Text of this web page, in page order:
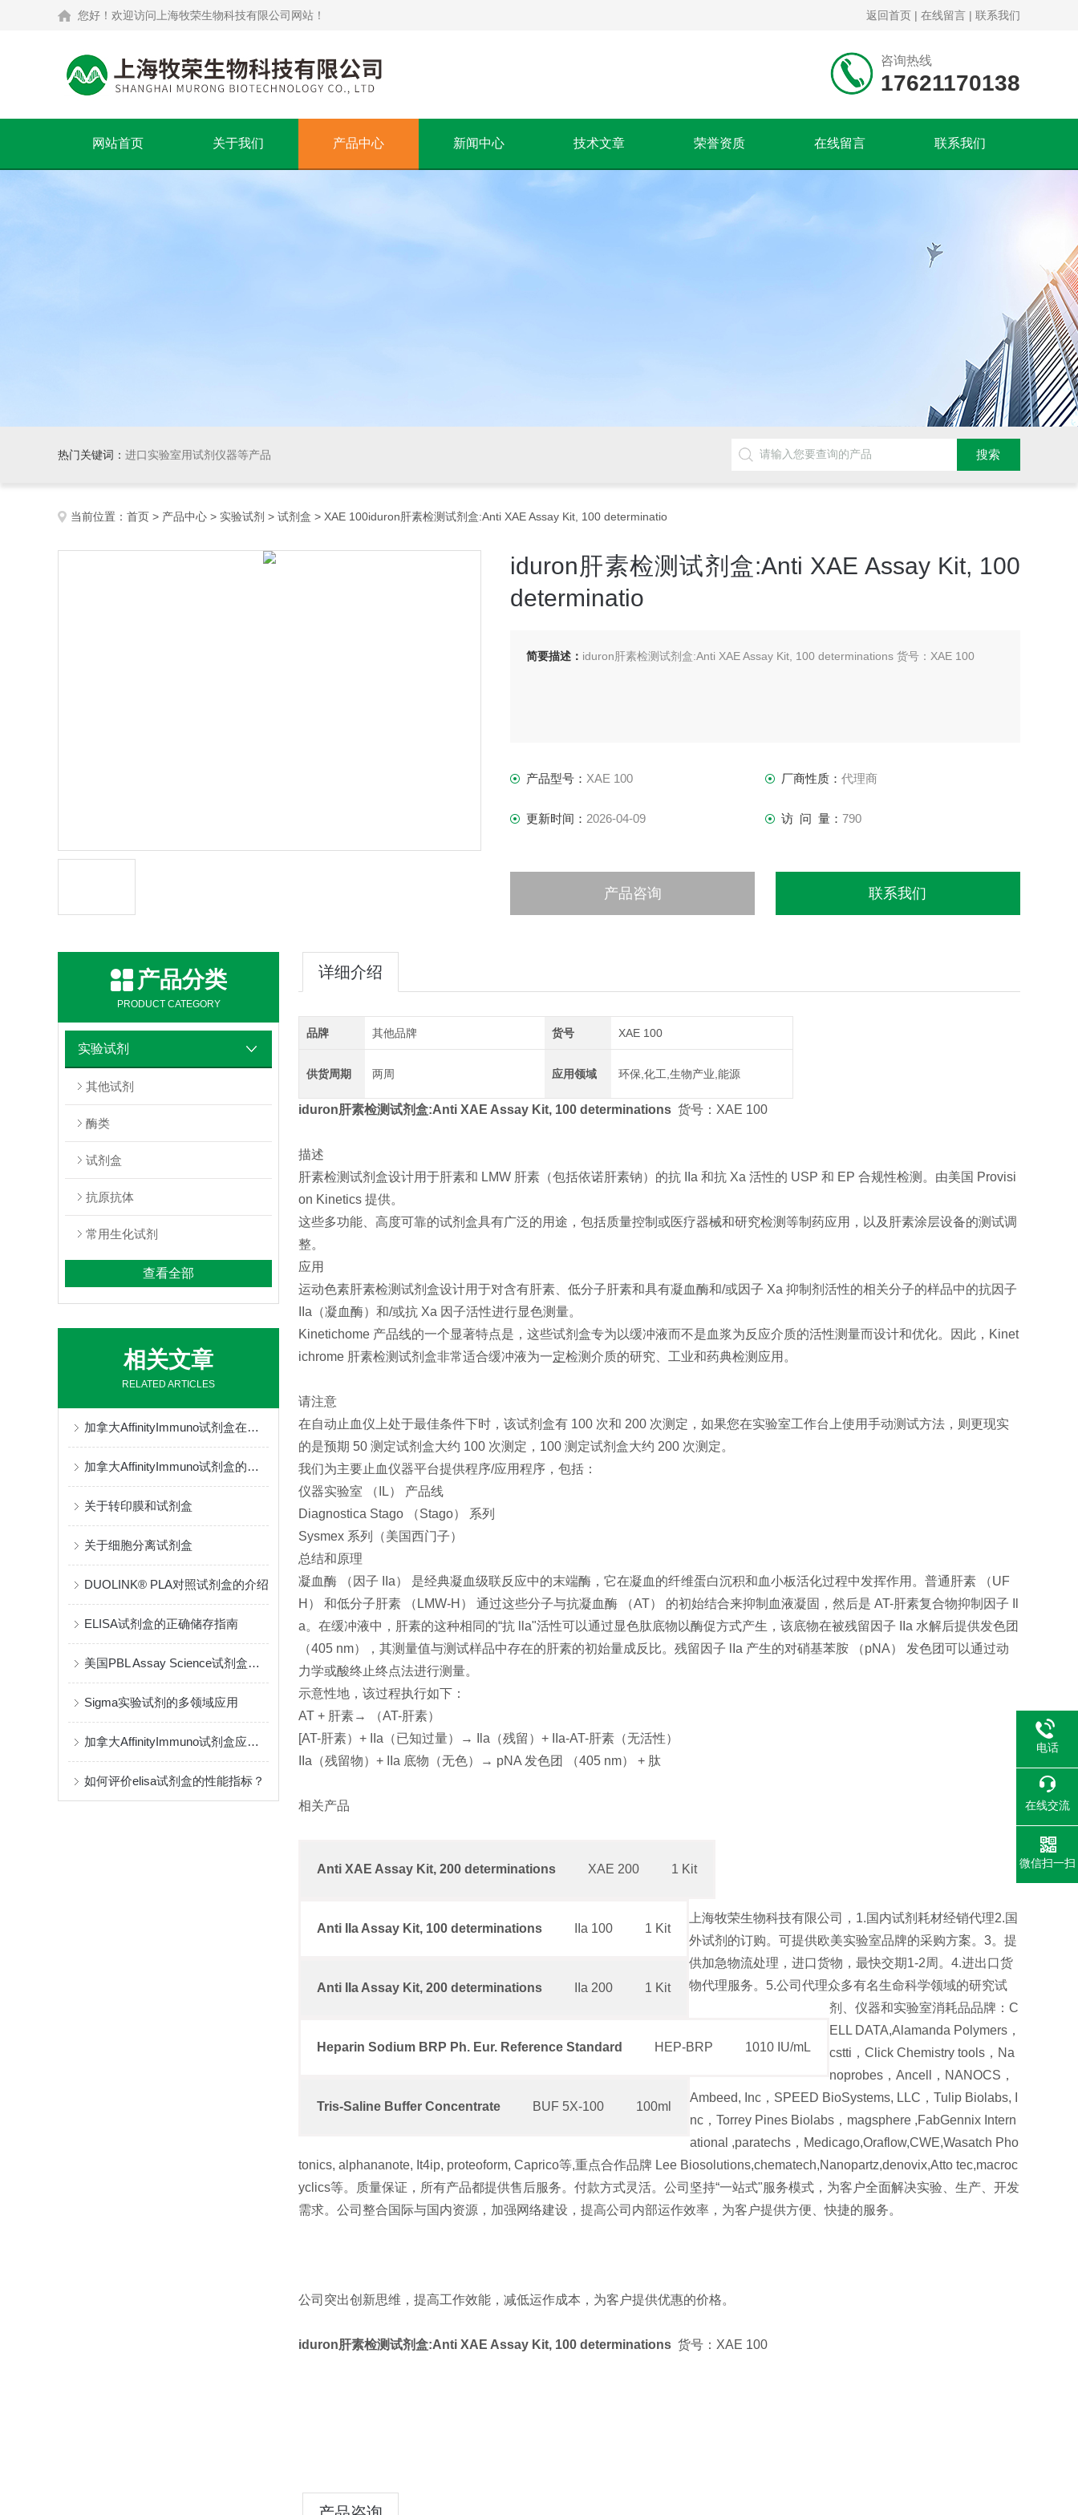
您好！欢迎访问上海牧荣生物科技有限公司网站！ 返回首页 | 在线留言 | 联系我们
咨询热线
17621170138
网站首页 关于我们 产品中心 新闻中心 技术文章 荣誉资质 在线留言 联系我们
热门关键词： 进口实验室用试剂仪器等产品
当前位置： 首页 > 产品中心 > 实验试剂 > 试剂盒 > XAE 100iduron肝素检测试剂盒:Anti XAE Assay Kit, 100 determinatio
iduron肝素检测试剂盒:Anti XAE Assay Kit, 100
determinatio
简要描述： iduron肝素检测试剂盒:Anti XAE Assay Kit, 100 determinations 货号：XAE 100
产品型号： XAE 100 厂商性质： 代理商
更新时间： 2026-04-09 访 问 量： 790
产品咨询 联系我们
产品分类
PRODUCT CATEGORY
实验试剂
其他试剂
酶类
试剂盒
抗原抗体
常用生化试剂
查看全部
相关文章
RELATED ARTICLES
加拿大AffinityImmuno试剂盒在药物基因组学中扮演着重要角色
加拿大AffinityImmuno试剂盒的类型繁多
关于转印膜和试剂盒
关于细胞分离试剂盒
DUOLINK® PLA对照试剂盒的介绍
ELISA试剂盒的正确储存指南
美国PBL Assay Science试剂盒的原理与检测方法
Sigma实验试剂的多领域应用
加拿大AffinityImmuno试剂盒应存储在通风良好的地方
如何评价elisa试剂盒的性能指标？
详细介绍
品牌 其他品牌 货号 XAE 100
供货周期 两周 应用领域 环保,化工,生物产业,能源
iduron肝素检测试剂盒:Anti XAE Assay Kit, 100 determinations 货号：XAE 100
描述
肝素检测试剂盒设计用于肝素和 LMW 肝素（包括依诺肝素钠）的抗 IIa 和抗 Xa 活性的 USP 和 EP 合规性检测。由美国 Provisi
on Kinetics 提供。
这些多功能、高度可靠的试剂盒具有广泛的用途，包括质量控制或医疗器械和研究检测等制药应用，以及肝素涂层设备的测试调
整。
应用
运动色素肝素检测试剂盒设计用于对含有肝素、低分子肝素和具有凝血酶和/或因子 Xa 抑制剂活性的相关分子的样品中的抗因子
IIa（凝血酶）和/或抗 Xa 因子活性进行显色测量。
Kinetichome 产品线的一个显著特点是，这些试剂盒专为以缓冲液而不是血浆为反应介质的活性测量而设计和优化。因此，Kinet
ichrome 肝素检测试剂盒非常适合缓冲液为一定检测介质的研究、工业和药典检测应用。
请注意
在自动止血仪上处于最佳条件下时，该试剂盒有 100 次和 200 次测定，如果您在实验室工作台上使用手动测试方法，则更现实
的是预期 50 测定试剂盒大约 100 次测定，100 测定试剂盒大约 200 次测定。
我们为主要止血仪器平台提供程序/应用程序，包括：
仪器实验室 （IL） 产品线
Diagnostica Stago （Stago） 系列
Sysmex 系列（美国西门子）
总结和原理
凝血酶 （因子 IIa） 是经典凝血级联反应中的末端酶，它在凝血的纤维蛋白沉积和血小板活化过程中发挥作用。普通肝素 （UF
H） 和低分子肝素 （LMW-H） 通过这些分子与抗凝血酶 （AT） 的初始结合来抑制血液凝固，然后是 AT-肝素复合物抑制因子 Il
a。在缓冲液中，肝素的这种相同的“抗 lla"活性可以通过显色肽底物以酶促方式产生，该底物在被残留因子 IIa 水解后提供发色团
（405 nm），其测量值与测试样品中存在的肝素的初始量成反比。残留因子 lIa 产生的对硝基苯胺 （pNA） 发色团可以通过动
力学或酸终止终点法进行测量。
示意性地，该过程执行如下：
AT + 肝素→ （AT-肝素）
[AT-肝素）+ IIa（已知过量）→ Ila（残留）+ IIa-AT-肝素（无活性）
IIa（残留物）+ IIa 底物（无色）→ pNA 发色团 （405 nm） + 肽
相关产品
Anti XAE Assay Kit, 200 determinations XAE 200 1 Kit
Anti IIa Assay Kit, 100 determinations IIa 100 1 Kit
Anti IIa Assay Kit, 200 determinations IIa 200 1 Kit
Heparin Sodium BRP Ph. Eur. Reference Standard HEP-BRP 1010 IU/mL
Tris-Saline Buffer Concentrate BUF 5X-100 100ml
上海牧荣生物科技有限公司，1.国内试剂耗材经销代理2.国
外试剂的订购。可提供欧美实验室品牌的采购方案。3。提
供加急物流处理，进口货物，最快交期1-2周。4.进出口货
物代理服务。5.公司代理众多有名生命科学领域的研究试
剂、仪器和实验室消耗品品牌：C
ELL DATA,Alamanda Polymers，
cstti，Click Chemistry tools，Na
noprobes，Ancell，NANOCS，
Ambeed, Inc，SPEED BioSystems, LLC，Tulip Biolabs, I
nc，Torrey Pines Biolabs，magsphere ,FabGennix Intern
ational ,paratechs，Medicago,Oraflow,CWE,Wasatch Pho
tonics, alphananote, It4ip, proteoform, Caprico等,重点合作品牌 Lee Biosolutions,chematech,Nanopartz,denovix,Atto tec,macroc
yclics等。质量保证，所有产品都提供售后服务。付款方式灵活。公司坚持“一站式"服务模式，为客户全面解决实验、生产、开发
需求。公司整合国际与国内资源，加强网络建设，提高公司内部运作效率，为客户提供方便、快捷的服务。
公司突出创新思维，提高工作效能，减低运作成本，为客户提供优惠的价格。
iduron肝素检测试剂盒:Anti XAE Assay Kit, 100 determinations 货号：XAE 100
电话
在线交流
微信扫一扫